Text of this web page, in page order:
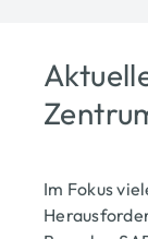
Im Fokus